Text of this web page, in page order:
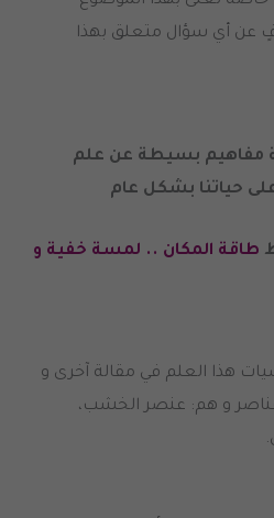
عن أي سؤال متعلق بهذا
مفاهيم بسيطة عن علم
حياتنا بشكل عام
طاقة المكان .. لمسة خفية و
هذا العلم في مقالة آخرى و
أساسياتها إلى 5 عناصر و هم: عنصر الخشب،